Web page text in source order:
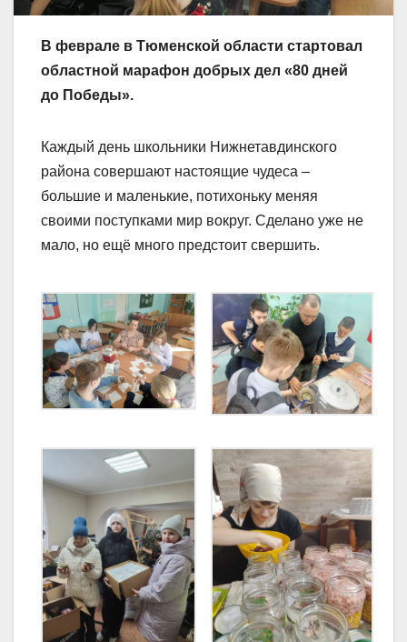
В феврале в Тюменской области стартовал
областной марафон добрых дел «80 дней
до Победы».
Каждый день школьники Нижнетавдинского
района совершают настоящие чудеса –
большие и маленькие, потихоньку меняя
своими поступками мир вокруг. Сделано уже не
мало, но ещё много предстоит свершить.